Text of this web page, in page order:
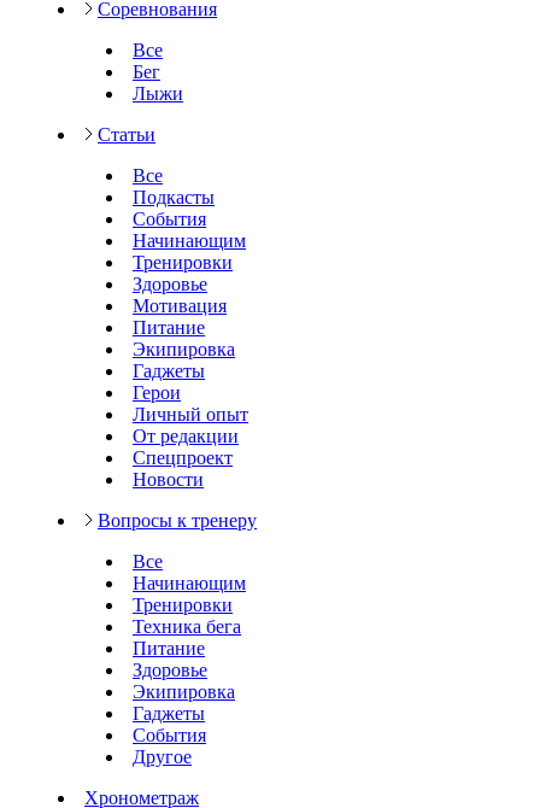
Соревнования
Все
Бег
Лыжи
Статьи
Все
Подкасты
События
Начинающим
Тренировки
Здоровье
Мотивация
Питание
Экипировка
Гаджеты
Герои
Личный опыт
От редакции
Спецпроект
Новости
Вопросы к тренеру
Все
Начинающим
Тренировки
Техника бега
Питание
Здоровье
Экипировка
Гаджеты
События
Другое
Хронометраж